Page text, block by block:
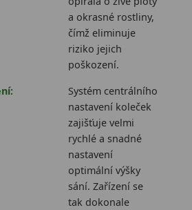
a okrasné rostliny,
čímž eliminuje
riziko jejich
poškození.
Systém centrálního
nastavení koleček
zajišťuje velmi
rychlé a snadné
nastavení
optimální výšky
sání. Zařízení se
tak dokonale